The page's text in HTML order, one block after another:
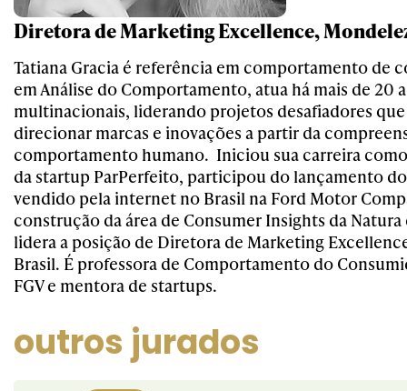
Diretora de Marketing Excellence,
Tatiana Gracia é referência em comportamento de
em Análise do Comportamento, atua há mais de 20
multinacionais, liderando projetos desafiadores
direcionar marcas e inovações a partir da
comportamento humano. Iniciou sua carreira
da startup ParPerfeito, participou do lançamento
vendido pela internet no Brasil na Ford Motor
construção da área de Consumer Insights da
lidera a posição de Diretora de Marketing
Brasil. É professora de Comportamento do
FGV e mentora de startups.
outros jurados